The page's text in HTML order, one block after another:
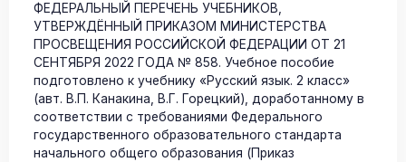
ФЕДЕРАЛЬНЫЙ ПЕРЕЧЕНЬ УЧЕБНИКОВ,
УТВЕРЖДЁННЫЙ ПРИКАЗОМ МИНИСТЕРСТВА
ПРОСВЕЩЕНИЯ РОССИЙСКОЙ ФЕДЕРАЦИИ ОТ 21
СЕНТЯБРЯ 2022 ГОДА № 858. Учебное пособие
подготовлено к учебнику «Русский язык. 2 класс»
(авт. В.П. Канакина, В.Г. Горецкий), доработанному в
соответствии с требованиями Федерального
государственного образовательного стандарта
начального общего образования (Приказ